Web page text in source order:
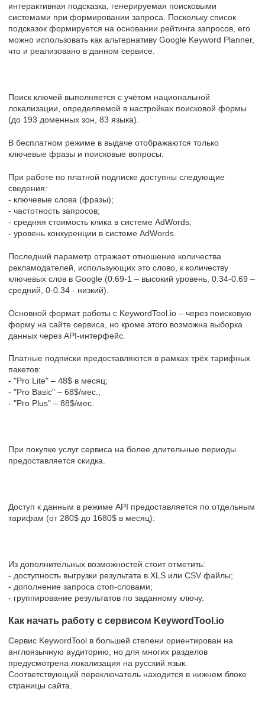
интерактивная подсказка, генерируемая поисковыми
системами при формировании запроса. Поскольку список
подсказок формируется на основании рейтинга запросов, его
можно использовать как альтернативу Google Keyword Planner,
что и реализовано в данном сервисе.
Поиск ключей выполняется с учётом национальной
локализации, определяемой в настройках поисковой формы
(до 193 доменных зон, 83 языка).
В бесплатном режиме в выдаче отображаются только
ключевые фразы и поисковые вопросы.
При работе по платной подписке доступны следующие
сведения:
- ключевые слова (фразы);
- частотность запросов;
- средняя стоимость клика в системе AdWords;
- уровень конкуренции в системе AdWords.
Последний параметр отражает отношение количества
рекламодателей, использующих это слово, к количеству
ключевых слов в Google (0.69-1 – высокий уровень, 0.34-0.69 –
средний, 0-0.34 - низкий).
Основной формат работы с KeywordTool.io – через поисковую
форму на сайте сервиса, но кроме этого возможна выборка
данных через API-интерфейс.
Платные подписки предоставляются в рамках трёх тарифных
пакетов:
- "Pro Lite" – 48$ в месяц;
- "Pro Basic" – 68$/мес.;
- "Pro Plus" – 88$/мес.
При покупке услуг сервиса на более длительные периоды
предоставляется скидка.
Доступ к данным в режиме API предоставляется по отдельным
тарифам (от 280$ до 1680$ в месяц):
Из дополнительных возможностей стоит отметить:
- доступность выгрузки результата в XLS или CSV файлы;
- дополнение запроса стоп-словами;
- группирование результатов по заданному ключу.
Как начать работу с сервисом KeywordTool.io
Сервис KeywordTool в большей степени ориентирован на
англоязычную аудиторию, но для многих разделов
предусмотрена локализация на русский язык.
Соответствующий переключатель находится в нижнем блоке
страницы сайта.